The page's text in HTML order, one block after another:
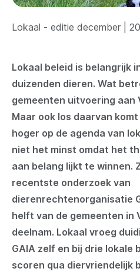
Lokaal - editie december |
Lokaal beleid is belangrijk
duizenden dieren. Wat
gemeenten uitvoering aan
Maar ook los daarvan
hoger op de agenda van
niet het minst omdat het
aan belang lijkt te winnen.
recentste onderzoek van
dierenrechtenorganisatie
helft van de gemeenten in
deelnam. Lokaal vroeg
GAIA zelf en bij drie lokale
scoren qua diervriendelijk